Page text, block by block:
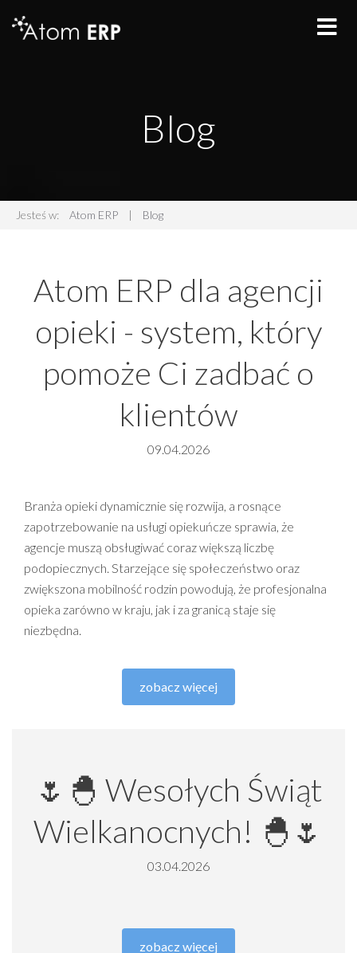
Blog
Jesteś w: Atom ERP | Blog
Atom ERP dla agencji
opieki - system, który
pomoże Ci zadbać o
klientów
09.04.2026
Branża opieki dynamicznie się rozwija, a rosnące
zapotrzebowanie na usługi opiekuńcze sprawia, że
agencje muszą obsługiwać coraz większą liczbę
podopiecznych. Starzejące się społeczeństwo oraz
zwiększona mobilność rodzin powodują, że profesjonalna
opieka zarówno w kraju, jak i za granicą staje się
niezbędna.
zobacz więcej
🌷🐣 Wesołych Świąt
Wielkanocnych! 🐣🌷
03.04.2026
zobacz więcej